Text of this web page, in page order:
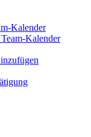
Kalender
Kalender